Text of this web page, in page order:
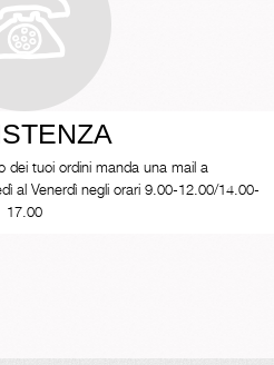
dei tuoi ordini manda una mail a
al Venerdì negli orari 9.00-12.00/14.00-
17.00